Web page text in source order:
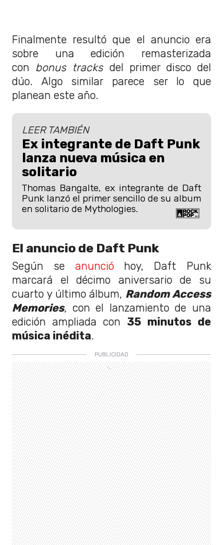
Finalmente resultó que el anuncio era
sobre una edición remasterizada
con bonus tracksdel primer disco del
dúo. Algo similar parece ser lo que
planean este año.
LEER TAMBIÉN
Ex integrante de Daft Punk
lanza nueva música en
solitario
Thomas Bangalte, ex integrante de Daft
Punk lanzó el primer sencillo de su album
en solitario de Mythologies.
El anuncio de Daft Punk
Según se anuncióhoy, Daft Punk
marcará el décimo aniversario de su
cuarto y último álbum, Random Access
Memories, con el lanzamiento de una
edición ampliada con 35 minutos de
música inédita.